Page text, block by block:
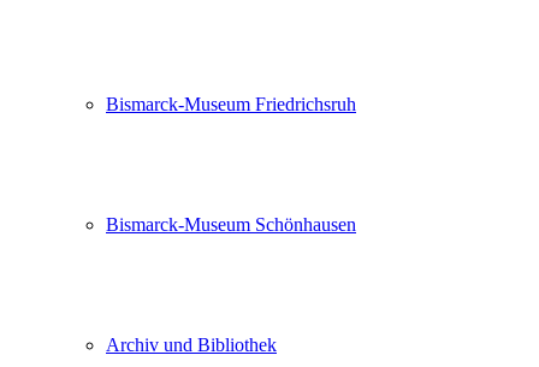
Bismarck-Museum Friedrichsruh
Bismarck-Museum Schönhausen
Archiv und Bibliothek